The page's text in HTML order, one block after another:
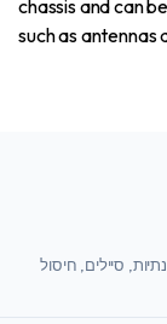
chassis and can
such as antennas
סיילים, חיסול